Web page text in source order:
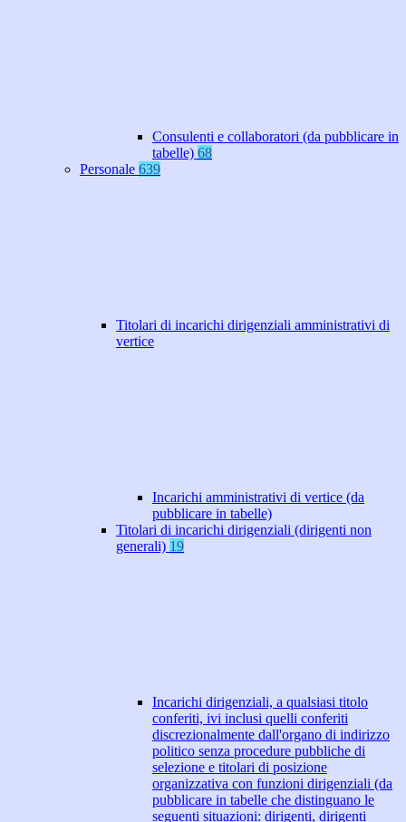
Consulenti e collaboratori (da pubblicare in
tabelle) 68
Personale 639
Titolari di incarichi dirigenziali amministrativi di
vertice
Incarichi amministrativi di vertice (da
pubblicare in tabelle)
Titolari di incarichi dirigenziali (dirigenti non
generali) 19
Incarichi dirigenziali, a qualsiasi titolo
conferiti, ivi inclusi quelli conferiti
discrezionalmente dall'organo di indirizzo
politico senza procedure pubbliche di
selezione e titolari di posizione
organizzativa con funzioni dirigenziali (da
pubblicare in tabelle che distinguano le
seguenti situazioni: dirigenti, dirigenti